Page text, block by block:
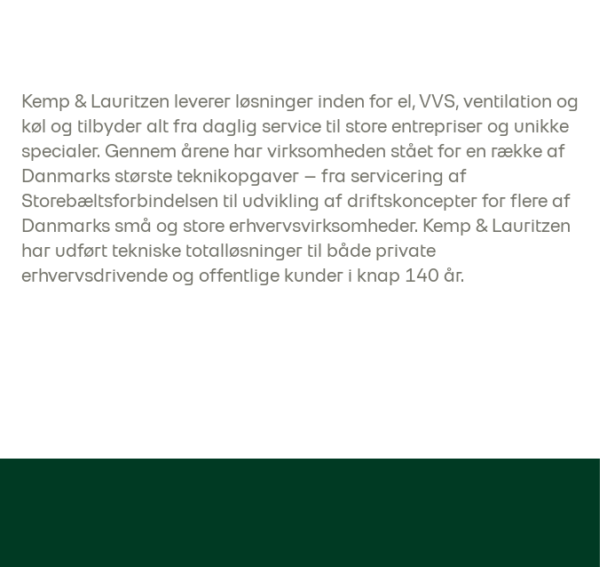
Kemp & Lauritzen leverer løsninger inden for el, VVS, ventilation og
køl og tilbyder alt fra daglig service til store entrepriser og unikke
specialer. Gennem årene har virksomheden stået for en række af
Danmarks største teknikopgaver – fra servicering af
Storebæltsforbindelsen til udvikling af driftskoncepter for flere af
Danmarks små og store erhvervsvirksomheder. Kemp & Lauritzen
har udført tekniske totalløsninger til både private
erhvervsdrivende og offentlige kunder i knap 140 år.